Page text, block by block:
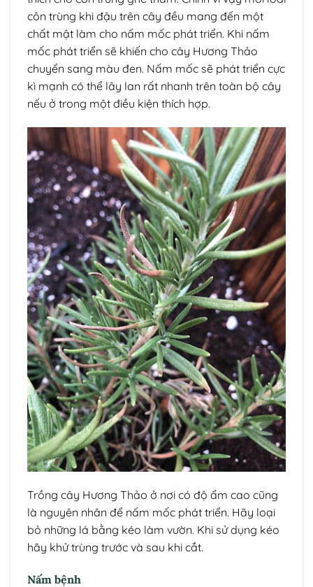
côn trùng khi đậu trên cây đều mang đến một
chất mật làm cho nấm mốc phát triển. Khi nấm
mốc phát triển sẽ khiến cho cây Hương Thảo
chuyển sang màu đen. Nấm mốc sẽ phát triển cực
kì mạnh có thể lây lan rất nhanh trên toàn bộ cây
nếu ở trong một điều kiện thích hợp.
Trồng cây Hương Thảo ở nơi có độ ẩm cao cũng
là nguyên nhân để nấm mốc phát triển. Hãy loại
bỏ những lá bằng kéo làm vườn. Khi sử dụng kéo
hãy khử trùng trước và sau khi cắt.
Nấm bệnh